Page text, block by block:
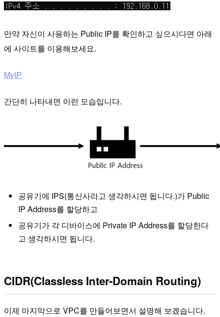
만약 자신이 사용하는 Public IP를 확인하고 싶으시다면 아래
에 사이트를 이용해보세요.
MyIP
간단히 나타내면 이런 모습입니다.
공유기에 IPS(통신사라고 생각하시면 됩니다.)가 Public
IP Address를 할당하고
공유기가 각 디바이스에 Private IP Address를 할당한다
고 생각하시면 됩니다.
CIDR(Classless Inter-Domain Routing)
이제 마지막으로 VPC를 만들어보면서 설명해 보겠습니다.